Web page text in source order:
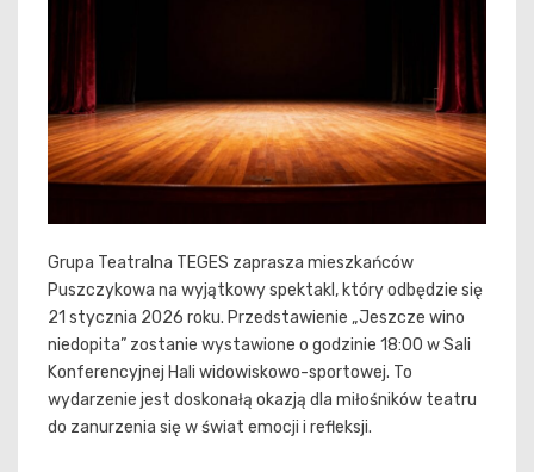
Grupa Teatralna TEGES zaprasza mieszkańców
Puszczykowa na wyjątkowy spektakl, który odbędzie się
21 stycznia 2026 roku. Przedstawienie „Jeszcze wino
niedopita” zostanie wystawione o godzinie 18:00 w Sali
Konferencyjnej Hali widowiskowo-sportowej. To
wydarzenie jest doskonałą okazją dla miłośników teatru
do zanurzenia się w świat emocji i refleksji.